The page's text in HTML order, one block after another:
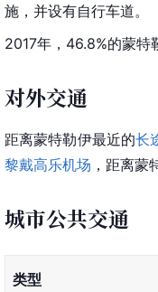
施，并设有自行车道。
2017年，46.8%的蒙特
对外交通
距离蒙特勒伊最近的长
黎戴高乐机场 ，距离
城市公共交通
类型